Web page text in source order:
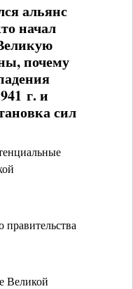
альянс
начал
почему
г. и
сил
правительства
Великой